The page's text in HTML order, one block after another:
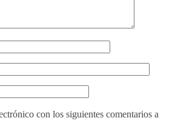
con los siguientes comentarios a